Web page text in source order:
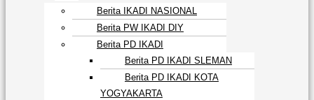
Berita IKADI NASIONAL
Berita PW IKADI DIY
Berita PD IKADI
Berita PD IKADI SLEMAN
Berita PD IKADI KOTA
YOGYAKARTA